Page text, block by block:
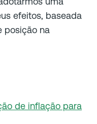
efeitos, baseada
posição na
de inflação para